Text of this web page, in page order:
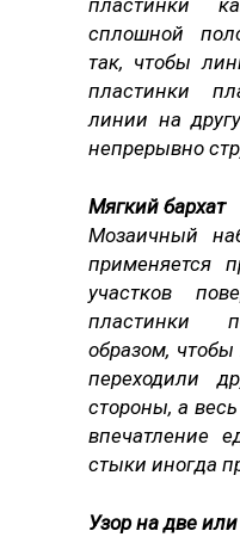
сплошной
так, чтобы
пластинки
линии на
непрерывно
Мягкий бархат
Мозаичный
применяется
участков
пластинки
образом,
переходили
стороны, а
впечатление
стыки иногда
Узор на две